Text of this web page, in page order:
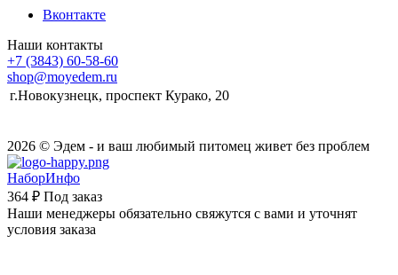
Вконтакте
Наши контакты
+7 (3843) 60-58-60
shop@moyedem.ru
г.Новокузнецк, проспект Курако, 20
2026 © Эдем - и ваш любимый питомец живет без проблем
НаборИнфо
364 ₽ Под заказ
Наши менеджеры обязательно свяжутся с вами и уточнят
условия заказа